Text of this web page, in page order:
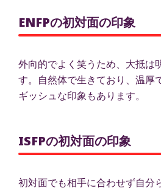
ENFPの初対面の印象
外向的でよく笑うため、大抵は
す。自然体で生きており、温厚
ギッシュな印象もあります。
ISFPの初対面の印象
初対面でも相手に合わせず自分